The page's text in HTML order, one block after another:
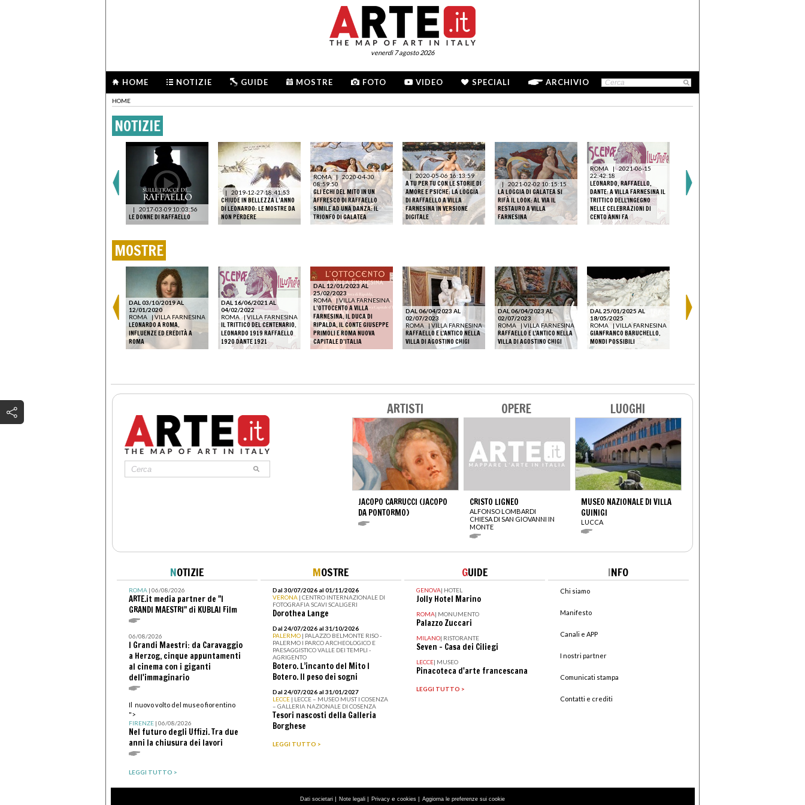
venerdì 7 agosto 2026
HOME NOTIZIE GUIDE MOSTRE FOTO VIDEO SPECIALI ARCHIVIO
HOME
NOTIZIE
| 2017-03-09 10:03:56
LE DONNE DI RAFFAELLO
| 2019-12-27 18:41:53
CHIUDE IN BELLEZZA L’ANNO
DI LEONARDO: LE MOSTRE DA
NON PERDERE
ROMA | 2020-04-30
08:59:50
GLI ECHI DEL MITO IN UN
AFFRESCO DI RAFFAELLO
SIMILE AD UNA DANZA: IL
TRIONFO DI GALATEA
| 2020-05-06 16:13:59
A TU PER TU CON LE STORIE DI
AMORE E PSICHE: LA LOGGIA
DI RAFFAELLO A VILLA
FARNESINA IN VERSIONE
DIGITALE
| 2021-02-02 10:15:15
LA LOGGIA DI GALATEA SI
RIFÀ IL LOOK: AL VIA IL
RESTAURO A VILLA
FARNESINA
ROMA | 2021-06-15
22:42:18
LEONARDO, RAFFAELLO,
DANTE: A VILLA FARNESINA IL
TRITTICO DELL'INGEGNO
NELLE CELEBRAZIONI DI
CENTO ANNI FA
12:27:15
VILLA FARNESINA CANTIERE
"DI CONOSCENZA". APRONO
MOSTRE
DAL 03/10/2019 AL
12/01/2020
ROMA
| VILLA FARNESINA
LEONARDO A ROMA.
INFLUENZE ED EREDITÀ A
ROMA
DAL 16/06/2021 AL
04/02/2022
ROMA |VILLA FARNESINA
IL TRITTICO DEL CENTENARIO.
LEONARDO 1919 RAFFAELLO
1920 DANTE 1921
DAL 12/01/2023 AL
25/02/2023
ROMA
|VILLA FARNESINA
L’OTTOCENTO A VILLA
FARNESINA. IL DUCA DI
RIPALDA, IL CONTE GIUSEPPE
PRIMOLI E ROMA NUOVA
CAPITALE D’ITALIA
DAL 06/04/2023 AL
02/07/2023
ROMA |VILLA FARNESINA
RAFFAELLO E L'ANTICO NELLA
VILLA DI AGOSTINO CHIGI
DAL 06/04/2023 AL
02/07/2023
ROMA
| VILLA FARNESINA
RAFFAELLO E L'ANTICO NELLA
VILLA DI AGOSTINO CHIGI
DAL 25/01/2025 AL
18/05/2025
ROMA
| VILLA FARNESINA
GIANFRANCO BARUCHELLO.
MONDI POSSIBILI
ARTISTI
JACOPO CARRUCCI (JACOPO
DA PONTORMO)
OPERE
CRISTO LIGNEO
ALFONSO LOMBARDI
CHIESA DI SAN GIOVANNI IN
MONTE
LUOGHI
MUSEO NAZIONALE DI VILLA
GUINIGI
LUCCA
NOTIZIE
ROMA| 06/08/2026
ARTE.it media partner de "I
GRANDI MAESTRI" di KUBLAI Film
06/08/2026
I Grandi Maestri: da Caravaggio
a Herzog, cinque appuntamenti
al cinema con i giganti
dell'immaginario
Il nuovo volto del museo fiorentino
">
FIRENZE| 06/08/2026
Nel futuro degli Uffizi. Tra due
anni la chiusura dei lavori
LEGGI TUTTO >
MOSTRE
Dal 30/07/2026 al 01/11/2026
VERONA | CENTRO INTERNAZIONALE DI
FOTOGRAFIA SCAVI SCALIGERI
Dorothea Lange
Dal 24/07/2026 al 31/10/2026
PALERMO | PALAZZO BELMONTE RISO -
PALERMO I PARCO ARCHEOLOGICO E
PAESAGGISTICO VALLE DEI TEMPLI -
AGRIGENTO
Botero. L’incanto del Mito I
Botero. Il peso dei sogni
Dal 24/07/2026 al 31/01/2027
LECCE | LECCE – MUSEO MUST I COSENZA
– GALLERIA NAZIONALE DI COSENZA
Tesori nascosti della Galleria
Borghese
LEGGI TUTTO >
GUIDE
GENOVA| HOTEL
Jolly Hotel Marino
ROMA| MONUMENTO
Palazzo Zuccari
MILANO| RISTORANTE
Seven – Casa dei Ciliegi
LECCE| MUSEO
Pinacoteca d'arte francescana
LEGGI TUTTO >
INFO
Chi siamo
Manifesto
Canali e APP
I nostri partner
Comunicati stampa
Contatti e crediti
Dati societari | Note legali | Privacy e cookies | Aggiorna le preferenze sui cookie